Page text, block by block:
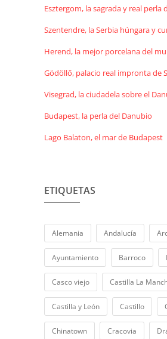
Esztergom, la sagrada y real perla
Szentendre, la Serbia húngara y
Herend, la mejor porcelana del
Gödöllő, palacio real impronta de
Visegrad, la ciudadela sobre el
Budapest, la perla del Danubio
Lago Balaton, el mar de Budapest
ETIQUETAS
Alemania Andalucía
Ayuntamiento Barroco
Casco viejo Castilla La
Castilla y León Castillo
Chinatown Cracovia